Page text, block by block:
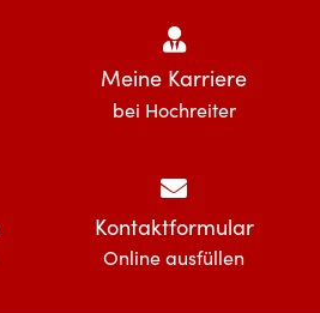
Meine Karriere
bei Hochreiter
Kontaktformular
Online ausfüllen